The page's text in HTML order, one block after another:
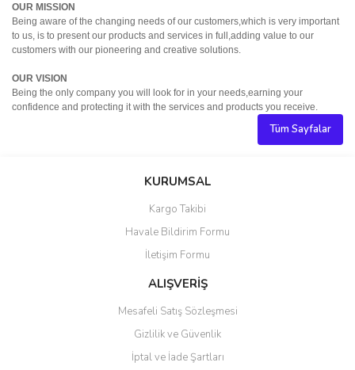
OUR MISSION
Being aware of the changing needs of our customers,which is very important
to us, is to present our products and services in full,adding value to our
customers with our pioneering and creative solutions.
OUR VISION
Being the only company you will look for in your needs,earning your
confidence and protecting it with the services and products you receive.
Tüm Sayfalar
KURUMSAL
Kargo Takibi
Havale Bildirim Formu
İletişim Formu
ALIŞVERİŞ
Mesafeli Satış Sözleşmesi
Gizlilik ve Güvenlik
İptal ve İade Şartları